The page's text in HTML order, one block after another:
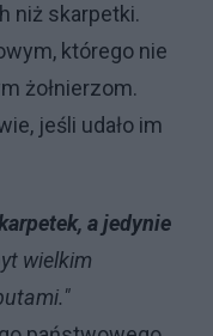
niż skarpetki.
którego nie
żołnierzom.
jeśli udało im
a jedynie
wielkim